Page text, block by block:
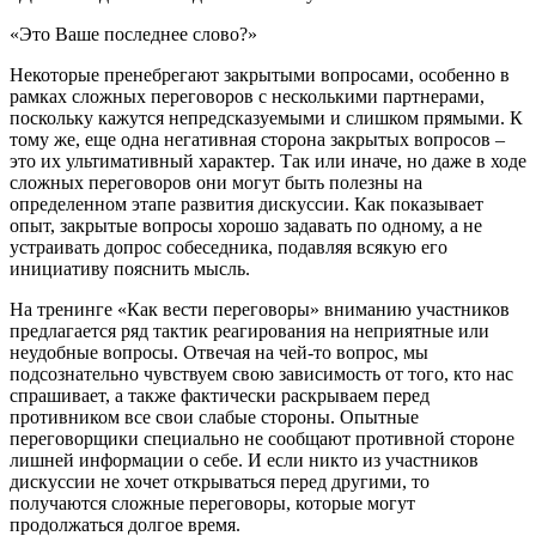
«Это Ваше последнее слово?»
Некоторые пренебрегают закрытыми вопросами, особенно в
рамках сложных переговоров с несколькими партнерами,
поскольку кажутся непредсказуемыми и слишком прямыми. К
тому же, еще одна негативная сторона закрытых вопросов –
это их ультимативный характер. Так или иначе, но даже в ходе
сложных переговоров они могут быть полезны на
определенном этапе развития дискуссии. Как показывает
опыт, закрытые вопросы хорошо задавать по одному, а не
устраивать допрос собеседника, подавляя всякую его
инициативу пояснить мысль.
На тренинге «Как вести переговоры» вниманию участников
предлагается ряд тактик реагирования на неприятные или
неудобные вопросы. Отвечая на чей-то вопрос, мы
подсознательно чувствуем свою зависимость от того, кто нас
спрашивает, а также фактически раскрываем перед
противником все свои слабые стороны. Опытные
переговорщики специально не сообщают противной стороне
лишней информации о себе. И если никто из участников
дискуссии не хочет открываться перед другими, то
получаются сложные переговоры, которые могут
продолжаться долгое время.